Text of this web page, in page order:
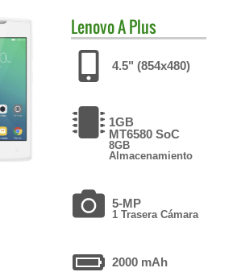
LenovoA Plus
4.5" (854x480)
1GB
MT6580 SoC
8GB
Almacenamiento
5-MP
1 Trasera Cámara
2000 mAh